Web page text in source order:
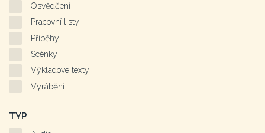
Osvědčení
Pracovní listy
Příběhy
Scénky
Výkladové texty
Vyrábění
TYP